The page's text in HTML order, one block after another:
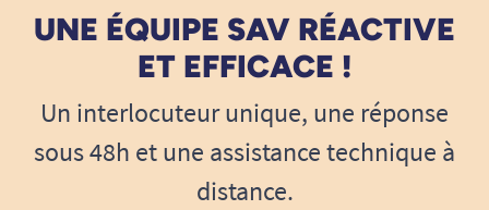
UNE ÉQUIPE SAV RÉACTIVE
ET EFFICACE !
Un interlocuteur unique, une réponse
sous 48h et une assistance technique à
distance.